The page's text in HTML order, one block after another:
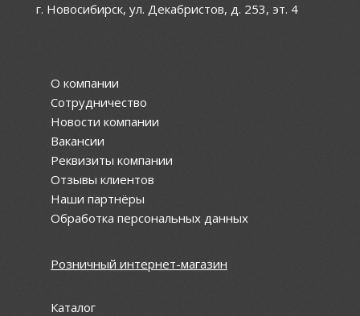
г. Новосибирск, ул. Декабристов, д. 253, эт. 4
О компании
Сотрудничество
Новости компании
Вакансии
Реквизиты компании
Отзывы клиентов
Наши партнёры
Обработка персональных данных
Розничный интернет-магазин
Каталог